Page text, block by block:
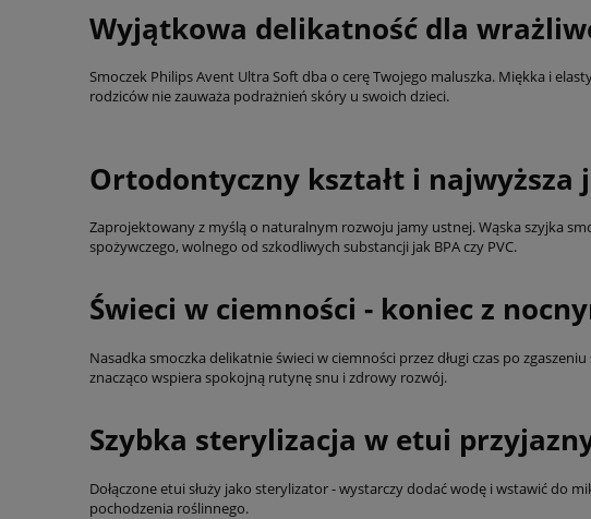
Wyjątkowa delikatność dla
Smoczek Philips Avent Ultra Soft dba o cerę Twojego maluszka. Miękka i
rodziców nie zauważa podrażnień skóry u swoich dzieci.
Ortodontyczny kształt i najwyższa
Zaprojektowany z myślą o naturalnym rozwoju jamy ustnej. Wąska szyjka
spożywczego, wolnego od szkodliwych substancji jak BPA czy PVC.
Świeci w ciemności - koniec z
Nasadka smoczka delikatnie świeci w ciemności przez długi czas po
znacząco wspiera spokojną rutynę snu i zdrowy rozwój.
Szybka sterylizacja w etui
Dołączone etui służy jako sterylizator - wystarczy dodać wodę i wstawić do
pochodzenia roślinnego.